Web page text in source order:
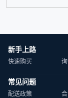
新手上路
快速购买
常见问题
配送政策